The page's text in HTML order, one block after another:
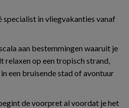
specialist in vliegvakanties vanaf
aan bestemmingen waaruit je
relaxen op een tropisch strand,
een bruisende stad of avontuur
de voorpret al voordat je het